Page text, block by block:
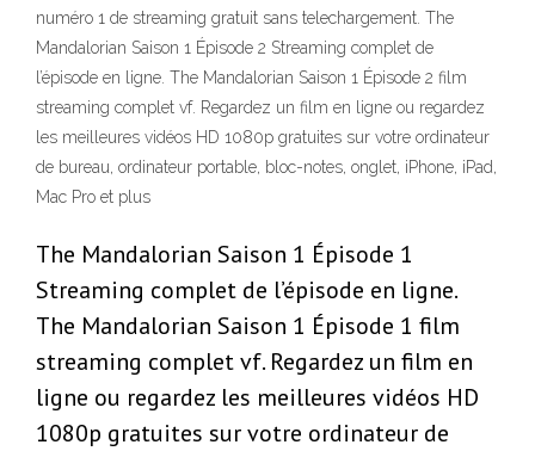
numéro 1 de streaming gratuit sans telechargement. The
Mandalorian Saison 1 Épisode 2 Streaming complet de
l’épisode en ligne. The Mandalorian Saison 1 Épisode 2 film
streaming complet vf. Regardez un film en ligne ou regardez
les meilleures vidéos HD 1080p gratuites sur votre ordinateur
de bureau, ordinateur portable, bloc-notes, onglet, iPhone, iPad,
Mac Pro et plus
The Mandalorian Saison 1 Épisode 1
Streaming complet de l’épisode en ligne.
The Mandalorian Saison 1 Épisode 1 film
streaming complet vf. Regardez un film en
ligne ou regardez les meilleures vidéos HD
1080p gratuites sur votre ordinateur de